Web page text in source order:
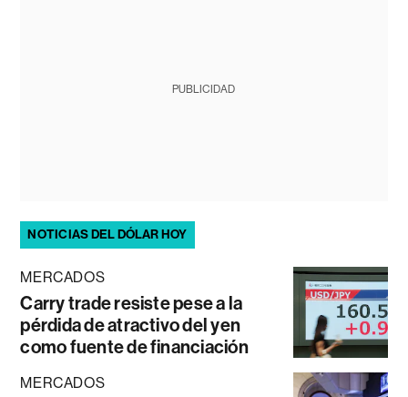
PUBLICIDAD
NOTICIAS DEL DÓLAR HOY
MERCADOS
Carry trade resiste pese a la
pérdida de atractivo del yen
como fuente de financiación
MERCADOS